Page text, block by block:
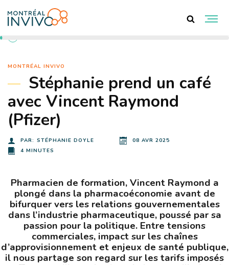
MONTRÉAL INVIVO
Stéphanie prend un café
avec Vincent Raymond
(Pfizer)
PAR: STÉPHANIE DOYLE
08 AVR 2025
4 MINUTES
Pharmacien de formation, Vincent Raymond a
plongé dans la pharmacoéconomie avant de
bifurquer vers les relations gouvernementales
dans l’industrie pharmaceutique, poussé par sa
passion pour la politique. Entre tensions
commerciales, impact sur les chaînes
d’approvisionnement et enjeux de santé publique,
il nous partage son regard sur les tarifs imposés